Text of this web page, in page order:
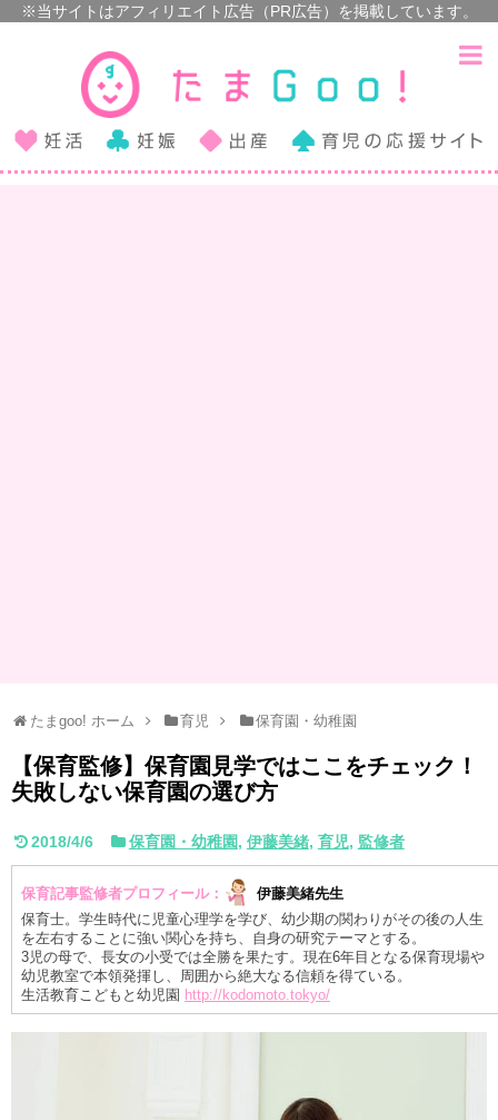
たまgoo! ホーム 育児 保育園・幼稚園
【保育監修】保育園見学ではここをチェック！
失敗しない保育園の選び方
2018/4/6 保育園・幼稚園, 伊藤美緒, 育児, 監修者
保育記事監修者プロフィール：
伊藤美緒先生
保育士。学生時代に児童心理学を学び、幼少期の関わりがその後の人生
を左右することに強い関心を持ち、自身の研究テーマとする。
3児の母で、長女の小受では全勝を果たす。現在6年目となる保育現場や
幼児教室で本領発揮し、周囲から絶大なる信頼を得ている。
生活教育こどもと幼児園 http://kodomoto.tokyo/